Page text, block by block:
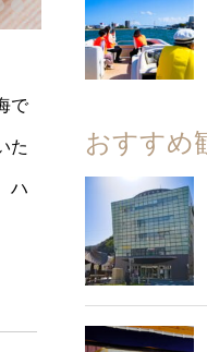
で
た
ハ
おすすめ